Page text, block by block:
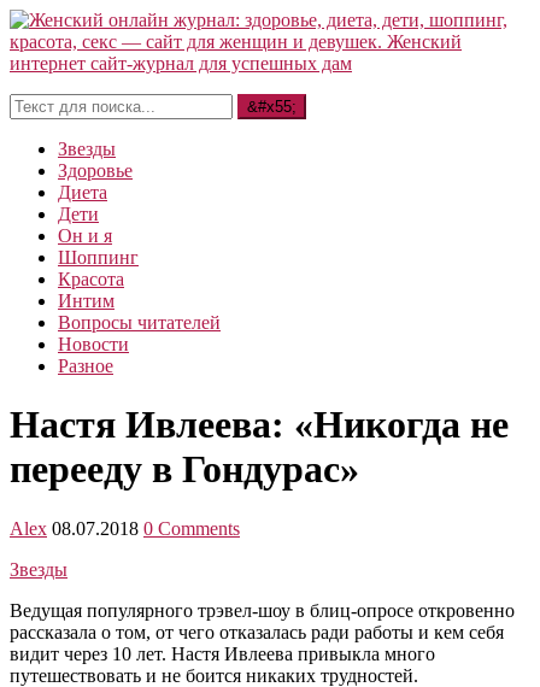
Звезды
Здоровье
Диета
Дети
Он и я
Шоппинг
Красота
Интим
Вопросы читателей
Новости
Разное
Настя Ивлеева: «Никогда не
перееду в Гондурас»
Alex 08.07.2018 0 Comments
Звезды
Ведущая популярного трэвел-шоу в блиц-опросе откровенно
рассказала о том, от чего отказалась ради работы и кем себя
видит через 10 лет. Настя Ивлеева привыкла много
путешествовать и не боится никаких трудностей.